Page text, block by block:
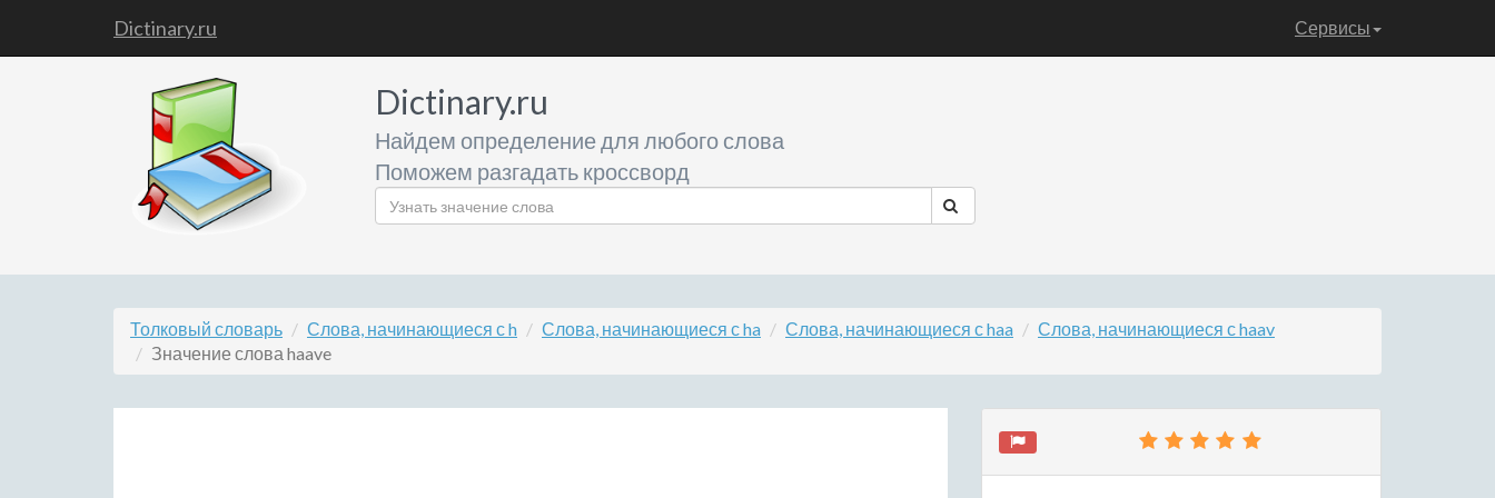
Dictinary.ru Сервисы
Dictinary.ru
Найдем определение для любого слова
Поможем разгадать кроссворд
Толковый словарь Слова, начинающиеся с h Слова, начинающиеся с ha Слова, начинающиеся с haa
Слова, начинающиеся с haav
Значение слова haave